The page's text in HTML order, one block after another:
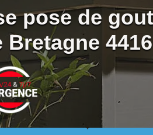
pose de
Bretagne